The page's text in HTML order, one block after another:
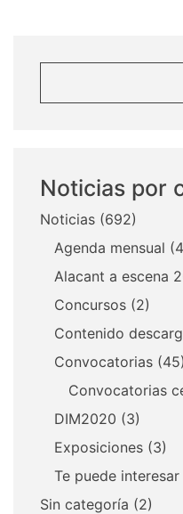
Noticias por
Noticias (692)
Agenda mensual
Alacant a escena
Concursos (2)
Contenido
Convocatorias (45)
Convocatorias
DIM2020 (3)
Exposiciones (3)
Te puede interesar
Sin categoría (2)